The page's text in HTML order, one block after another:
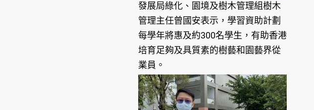
發展局綠化、園境及樹木管理組樹木
管理主任曾國安表示，學習資助計劃
每學年將惠及約300名學生，有助香港
培育足夠及具質素的樹藝和園藝界從
業員。